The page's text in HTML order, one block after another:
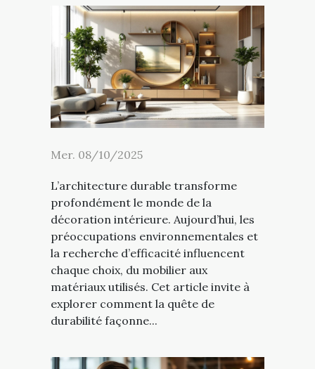
Mer. 08/10/2025
L’architecture durable transforme
profondément le monde de la
décoration intérieure. Aujourd’hui, les
préoccupations environnementales et
la recherche d’efficacité influencent
chaque choix, du mobilier aux
matériaux utilisés. Cet article invite à
explorer comment la quête de
durabilité façonne...